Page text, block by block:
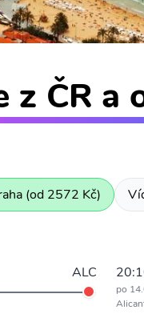
z ČR a
(od 2572 Kč)
ALC
po